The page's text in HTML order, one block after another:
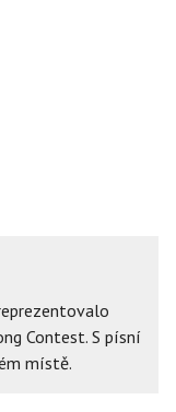
Contest. S písní
místě.